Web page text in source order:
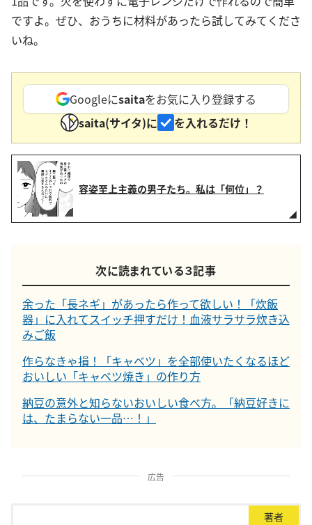
ですよ。ぜひ、おうちに材料があったら試してみてくださ
いね。
Googleにsaitaをお気に入り登録する
saita(サイタ)に
を入れるだけ！
容姿至上主義の男子たち。私は「何位」？
次に読まれている３記事
余った「長ネギ」があったら作って欲しい！「炊飯
器」に入れてスイッチ押すだけ！血液サラサラ炊き込
みご飯
作らなきゃ損！「キャベツ」を全部使いたくなるほど
おいしい「キャベツ焼き」の作り方
納豆の意外と知らないおいしい食べ方。「納豆好きに
は、たまらない一品…！」
広告
著者